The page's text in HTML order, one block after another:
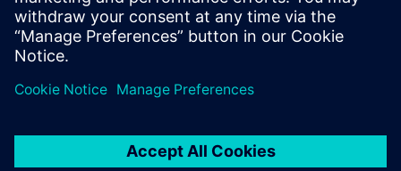
Adatvédelmi nyilatkozat
Cookie (süti) tájékoztató
Felhasználási feltételek
Digitális azonosító